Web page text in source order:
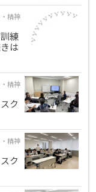
精神
練
は
精神
ク
精神
ク